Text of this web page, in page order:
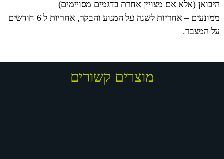
היבואן (אלא אם מצויין אחרת בדגמים מסויימים)
ממונעים – אחריות לשנה על המנוע והבקר, אחריות ל 6 חודשים
על המצבר.
מוצרים קשורים